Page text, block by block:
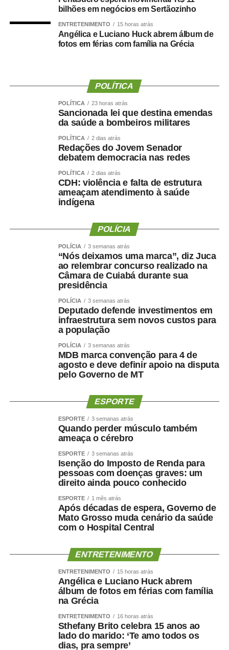
futsal, futebol sete, handebol, voleibol, ciclismo, mountain
bike, natação, karatê, tênis de mesa, xadrez, basquete
3×3, beach tennis, futevôlei e vôlei de praia. Já os 3º
Jogos Paralímpicos de Sinop contarão com disputas de
Gabriel Vasconcelos, destacou que os jogos representam
uma das principais ações de incentivo ao esporte
desenvolvidas pela Prefeitura de Sinop e contribuem
para ampliar a participação da população em atividades
esportivas. “Os Jogos Olímpicos e os Jogos Paralímpicos
de Sinop são eventos tradicionais e muito aguardados
pela comunidade esportiva. A competição oferece
oportunidades para atletas de diferentes modalidades
demonstrarem seu potencial, conquistarem resultados e
incentivam a prática esportiva e fortalecem o esporte
como ferramenta de integração social e desenvolvimento
humano”, afirmou.
O secretário também destacou que as novidades desta
edição ampliam o alcance do evento e aproximam ainda
mais a população das atividades esportivas. “A inclusão
de novas modalidades e a realização de disputas na
Praia do Cortado representam mais uma evolução dos
jogos. Essas mudanças ampliam as oportunidades de
participação, valorizam os espaços públicos do município
e tornam a competição ainda mais atrativa para atletas,
familiares e espectadores. O esporte tem a capacidade
qualidade de vida da população”, explicou.
Os 34º Jogos Olímpicos de Sinop e os 3º Jogos
Paralímpicos de Sinop integram a programação do
Festeja Sinop 2026. Promovido pela Prefeitura de Sinop,
o Festeja Sinop 2026 será realizado de 30 de agosto a 14
de setembro, em celebração aos 52 anos de fundação do
município. O calendário oficial das festividades será
divulgado nos próximos dias pela Prefeitura de Sinop.
COMENTE ABAIXO:
WhatsApp
Facebook
Twitter
Messenger
LinkedIn
Share
bilhões em negócios em Sertãozinho
ENTRETENIMENTO 15 horas atrás
Angélica e Luciano Huck abrem álbum de
fotos em férias com família na Grécia
POLÍTICA
POLÍTICA 23 horas atrás
Sancionada lei que destina emendas
da saúde a bombeiros militares
POLÍTICA 2 dias atrás
Redações do Jovem Senador
debatem democracia nas redes
POLÍTICA 2 dias atrás
CDH: violência e falta de estrutura
ameaçam atendimento à saúde
indígena
POLÍCIA
POLÍCIA 3 semanas atrás
“Nós deixamos uma marca”, diz Juca
ao relembrar concurso realizado na
Câmara de Cuiabá durante sua
presidência
POLÍCIA 3 semanas atrás
Deputado defende investimentos em
infraestrutura sem novos custos para
a população
POLÍCIA 3 semanas atrás
MDB marca convenção para 4 de
agosto e deve definir apoio na disputa
pelo Governo de MT
ESPORTE
ESPORTE 3 semanas atrás
Quando perder músculo também
ameaça o cérebro
ESPORTE 3 semanas atrás
Isenção do Imposto de Renda para
pessoas com doenças graves: um
direito ainda pouco conhecido
ESPORTE 1 mês atrás
Após décadas de espera, Governo de
Mato Grosso muda cenário da saúde
com o Hospital Central
ENTRETENIMENTO
ENTRETENIMENTO 15 horas atrás
Angélica e Luciano Huck abrem
álbum de fotos em férias com família
na Grécia
ENTRETENIMENTO 16 horas atrás
Sthefany Brito celebra 15 anos ao
lado do marido: ‘Te amo todos os
dias, pra sempre’